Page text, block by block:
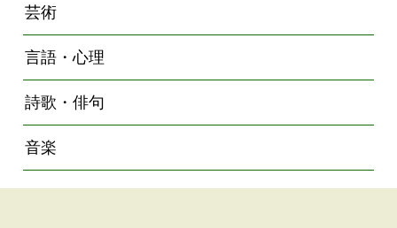
芸術
言語・心理
詩歌・俳句
音楽